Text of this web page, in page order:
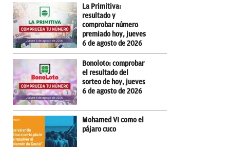
La Primitiva:
resultado y
comprobar número
premiado hoy, jueves
6 de agosto de 2026
Bonoloto: comprobar
el resultado del
sorteo de hoy, jueves
6 de agosto de 2026
Mohamed VI como el
pájaro cuco